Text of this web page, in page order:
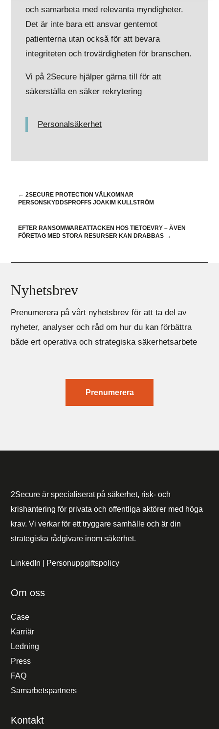
och samarbeta med relevanta myndigheter.
Det är inte bara ett ansvar gentemot
patienterna utan också för att bevara
integriteten och trovärdigheten för branschen.
Vi på 2Secure hjälper gärna till för att
säkerställa en säker rekrytering
Personalsäkerhet
←2SECURE PROTECTION VÄLKOMNAR
PERSONSKYDDSPROFFS JOAKIM KULLSTRÖM
EFTER RANSOMWAREATTACKEN HOS TIETOEVRY – ÄVEN
FÖRETAG MED STORA RESURSER KAN DRABBAS →
Nyhetsbrev
Prenumerera på vårt nyhetsbrev för att ta del av
nyheter, analyser och råd om hur du kan förbättra
både ert operativa och strategiska säkerhetsarbete
Prenumerera
2Secure är specialiserat på säkerhet, risk- och
krishantering för privata och offentliga aktörer med höga
krav. Vi verkar för ett tryggare samhälle och är din
strategiska rådgivare inom säkerhet.
LinkedIn Personuppgiftspolicy
Om oss
Case
Karriär
Ledning
Press
FAQ
Samarbetspartners
Kontakt